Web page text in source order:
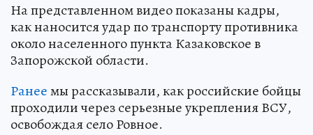
На представленном видео показаны кадры,
как наносится удар по транспорту противника
около населенного пункта Казаковское в
Запорожской области.
Ранеемы рассказывали, как российские бойцы
проходили через серьезные укрепления ВСУ,
освобождая село Ровное.